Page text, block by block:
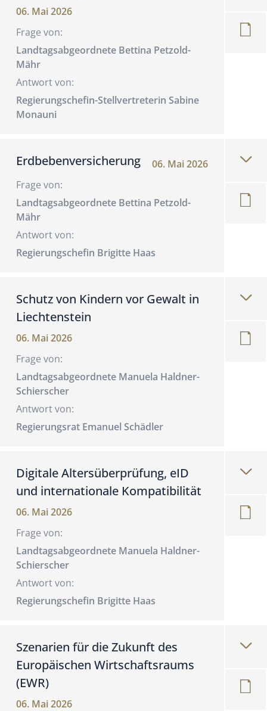
06. Mai 2026
Frage von:
Landtagsabgeordnete Bettina Petzold-
Mähr
Antwort von:
Regierungschefin-Stellvertreterin Sabine
Monauni
Erdbebenversicherung
06. Mai 2026
Frage von:
Landtagsabgeordnete Bettina Petzold-
Mähr
Antwort von:
Regierungschefin Brigitte Haas
Schutz von Kindern vor Gewalt in
Liechtenstein
06. Mai 2026
Frage von:
Landtagsabgeordnete Manuela Haldner-
Schierscher
Antwort von:
Regierungsrat Emanuel Schädler
Digitale Altersüberprüfung, eID
und internationale Kompatibilität
06. Mai 2026
Frage von:
Landtagsabgeordnete Manuela Haldner-
Schierscher
Antwort von:
Regierungschefin Brigitte Haas
Szenarien für die Zukunft des
Europäischen Wirtschaftsraums
(EWR)
06. Mai 2026